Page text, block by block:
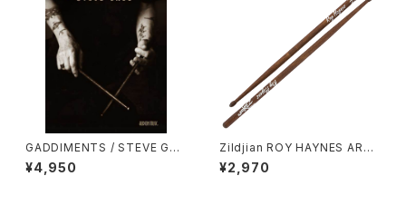
GADDIMENTS / STEVE GAD
D
¥4,950
Zildjian ROY HAYNES ARTI
ST SERIES DRUMSTICK ド
ラムスティック ZASRH
¥2,970